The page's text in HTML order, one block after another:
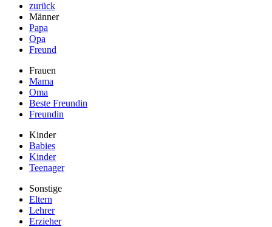
zurück
Männer
Papa
Opa
Freund
Frauen
Mama
Oma
Beste Freundin
Freundin
Kinder
Babies
Kinder
Teenager
Sonstige
Eltern
Lehrer
Erzieher